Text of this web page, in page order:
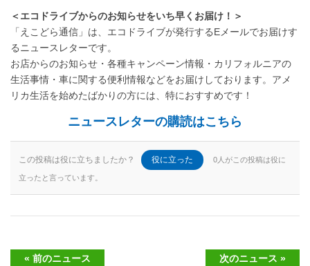
＜エコドライブからのお知らせをいち早くお届け！＞
「えこどら通信」は、エコドライブが発行するEメールでお届けす
るニュースレターです。
お店からのお知らせ・各種キャンペーン情報・カリフォルニアの
生活事情・車に関する便利情報などをお届けしております。アメ
リカ生活を始めたばかりの方には、特におすすめです！
ニュースレターの購読はこちら
この投稿は役に立ちましたか？ 役に立った 0人がこの投稿は役に
立ったと言っています。
« 前のニュース 次のニュース »